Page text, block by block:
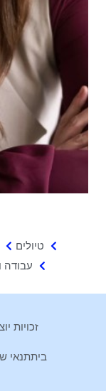
טיולים
עבודה
זכויות יוצרים 2026 © אתר kivoonim.org.il
תנאי שימוש